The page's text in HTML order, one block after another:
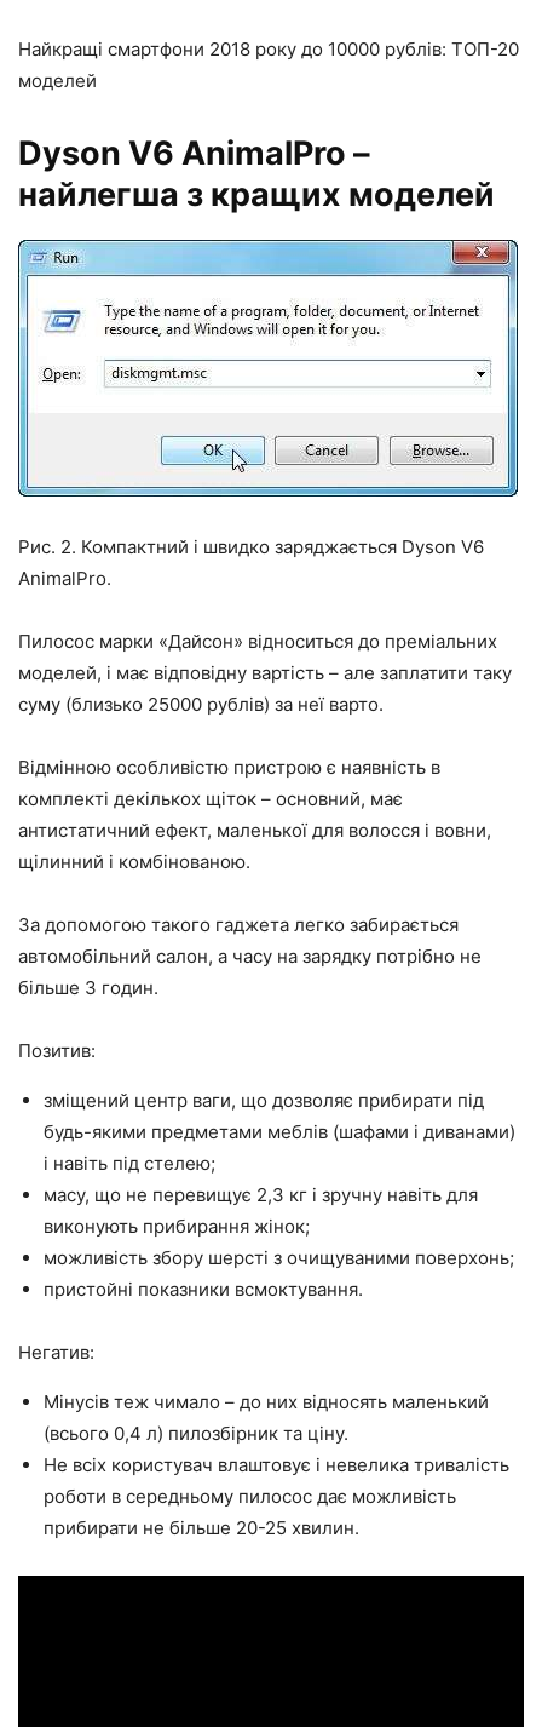
Найкращі смартфони 2018 року до 10000 рублів: ТОП-20
моделей
Dyson V6 AnimalPro –
найлегша з кращих моделей
Рис. 2. Компактний і швидко заряджається Dyson V6
AnimalPro.
Пилосос марки «Дайсон» відноситься до преміальних
моделей, і має відповідну вартість – але заплатити таку
суму (близько 25000 рублів) за неї варто.
Відмінною особливістю пристрою є наявність в
комплекті декількох щіток – основний, має
антистатичний ефект, маленької для волосся і вовни,
щілинний і комбінованою.
За допомогою такого гаджета легко забирається
автомобільний салон, а часу на зарядку потрібно не
більше 3 годин.
Позитив:
зміщений центр ваги, що дозволяє прибирати під
будь-якими предметами меблів (шафами і диванами)
і навіть під стелею;
масу, що не перевищує 2,3 кг і зручну навіть для
виконують прибирання жінок;
можливість збору шерсті з очищуваними поверхонь;
пристойні показники всмоктування.
Негатив:
Мінусів теж чимало – до них відносять маленький
(всього 0,4 л) пилозбірник та ціну.
Не всіх користувач влаштовує і невелика тривалість
роботи в середньому пилосос дає можливість
прибирати не більше 20-25 хвилин.